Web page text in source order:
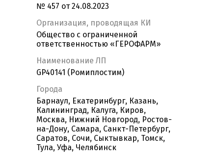
№ 457 от 24.08.2023
Организация, проводящая КИ
Общество с ограниченной
ответственностью «ГЕРОФАРМ»
Наименование ЛП
GP40141 (Ромиплостим)
Города
Барнаул, Екатеринбург, Казань,
Калининград, Калуга, Киров,
Москва, Нижний Новгород, Ростов-
на-Дону, Самара, Санкт-Петербург,
Саратов, Сочи, Сыктывкар, Томск,
Тула, Уфа, Челябинск